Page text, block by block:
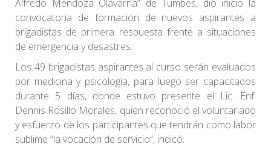
Alfredo Mendoza Olavarría” de Tumbes, dio inicio la
convocatoria de formación de nuevos aspirantes a
brigadistas de primera respuesta frente a situaciones
de emergencia y desastres.
Los 49 brigadistas aspirantes al curso serán evaluados
por medicina y psicología, para luego ser capacitados
durante 5 días, donde estuvo presente el Lic. Enf.
Dennis Rosillo Morales, quien reconoció el voluntariado
y esfuerzo de los participantes que tendrán como labor
sublime “la vocación de servicio”, indicó.